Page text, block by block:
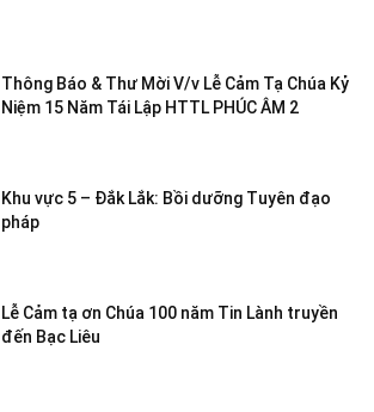
Thông Báo & Thư Mời V/v Lễ Cảm Tạ Chúa Kỷ
Niệm 15 Năm Tái Lập HTTL PHÚC ÂM 2
Khu vực 5 – Đắk Lắk: Bồi dưỡng Tuyên đạo
pháp
Lễ Cảm tạ ơn Chúa 100 năm Tin Lành truyền
đến Bạc Liêu